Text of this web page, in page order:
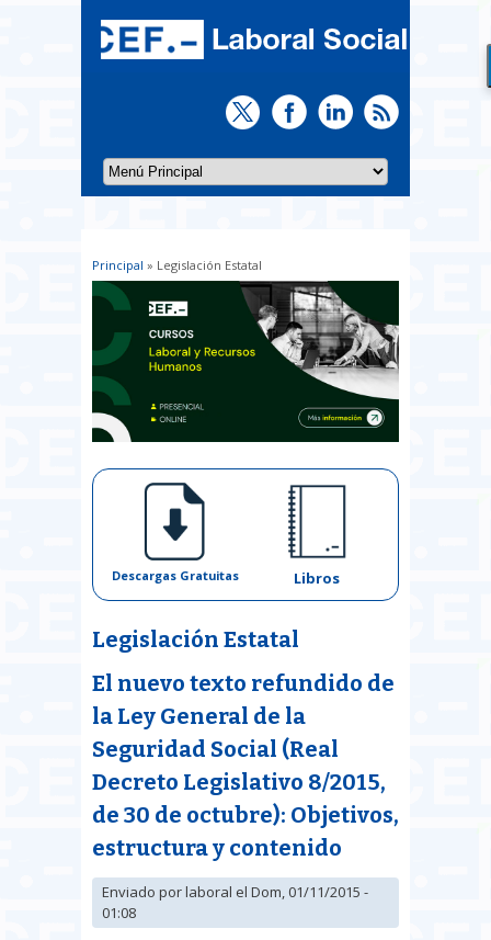
Usted está aquí
Principal » Legislación Estatal
Descargas Gratuitas Libros
Legislación Estatal
El nuevo texto refundido de
la Ley General de la
Seguridad Social (Real
Decreto Legislativo 8/2015,
de 30 de octubre): Objetivos,
estructura y contenido
Enviado porlaboral el Dom, 01/11/2015 -
01:08